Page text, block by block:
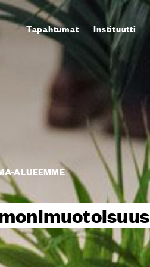
Tapahtumat Instituutti
ALUEEMME